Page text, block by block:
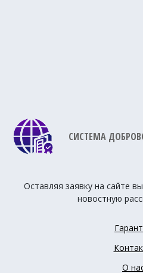
СИСТЕМА
Оставляя заявку на сайте
новостную
О